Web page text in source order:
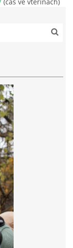
ROCE 2023
BLIŽŠÍ INFO